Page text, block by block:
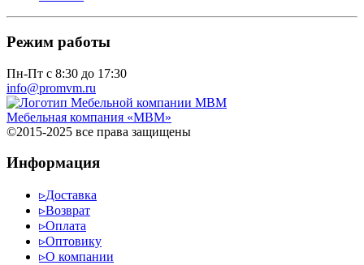
Режим работы
Пн-Пт с 8:30 до 17:30
info@promvm.ru
Мебельная компания «МВМ»
©2015-2025 все права защищены
Информация
▹Доставка
▹Возврат
▹Оплата
▹Оптовику
▹О компании